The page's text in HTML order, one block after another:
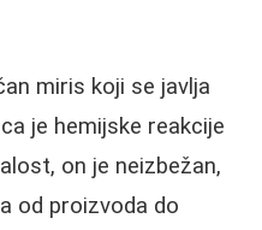
miris koji se javlja
je hemijske reakcije
on je neizbežan,
od proizvoda do